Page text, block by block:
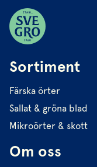
Sortiment
Färska örter
Sallat & gröna blad
Mikroörter & skott
Om oss